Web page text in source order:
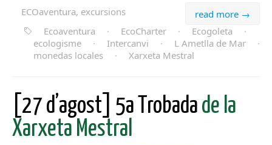
read more →
ECOaventura, excursions
Ecoaventura
· EcoCharter · Ecogoleta
·
ecologisme
· Intercanvi · L Ametlla de Mar
·
monedas locales
· Xarxeta Mestral
[27 d’agost] 5a Trobada de la
Xarxeta Mestral